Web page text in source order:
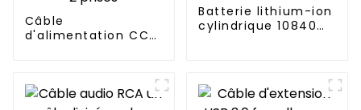
Câble
d'alimentation CC
Batterie lithium-ion
cylindrique 10840